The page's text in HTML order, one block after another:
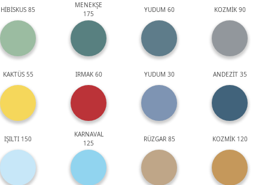
HİBİSKUS 85
MENEKŞE
175
YUDUM 60 KOZMİK 90
KAKTÜS 55 IRMAK 60 YUDUM 30 ANDEZİT 35
IŞILTI 150
KARNAVAL
125
RÜZGAR 85 KOZMİK 120